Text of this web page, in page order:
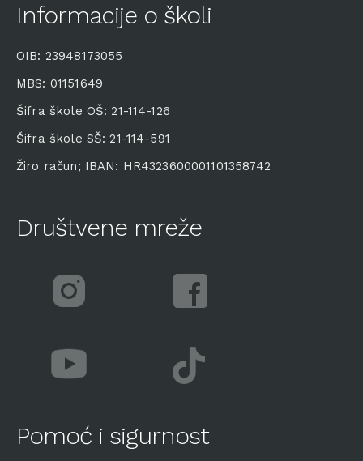
Informacije o školi
OIB: 23948173055
MBS: 01151649
Šifra škole OŠ: 21-114-126
Šifra škole SŠ: 21-114-591
Žiro račun; IBAN: HR4323600001101358742
Društvene mreže
Pomoć i sigurnost